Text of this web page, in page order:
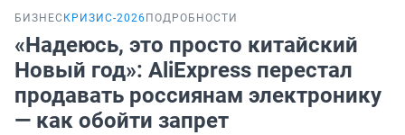
БИЗНЕС КРИЗИС-2026 ПОДРОБНОСТИ
«Надеюсь, это просто китайский
Новый год»: AliExpress перестал
продавать россиянам электронику
— как обойти запрет